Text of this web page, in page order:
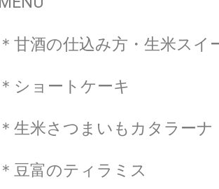
＊甘酒の仕込み方・生米スイ
＊ショートケーキ
＊生米さつまいもカタラーナ
＊豆富のティラミス